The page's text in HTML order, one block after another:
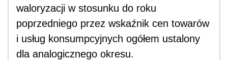
waloryzacji w stosunku do roku
poprzedniego przez wskaźnik cen towarów
i usług konsumpcyjnych ogółem ustalony
dla analogicznego okresu.